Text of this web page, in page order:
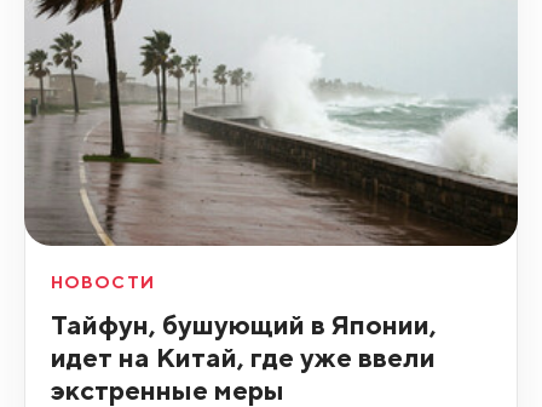
НОВОСТИ
Тайфун, бушующий в Японии,
идет на Китай, где уже ввели
экстренные меры